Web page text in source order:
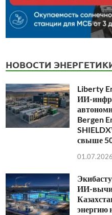
НОВОСТИ
Liberty
ИИ-
Bergen
свыше
01.07.2026
ИИ-
энергию